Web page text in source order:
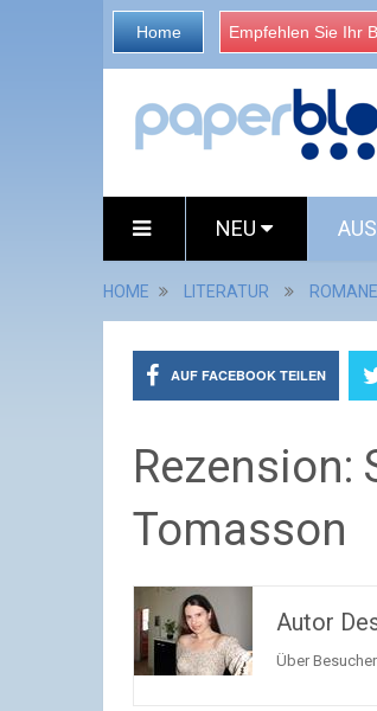
Home Empfehlen Sie Ihr
NEU
HOME LITERATUR
AUF FACEBOOK TEILEN
Rezension:
Tomasson
Autor
Über